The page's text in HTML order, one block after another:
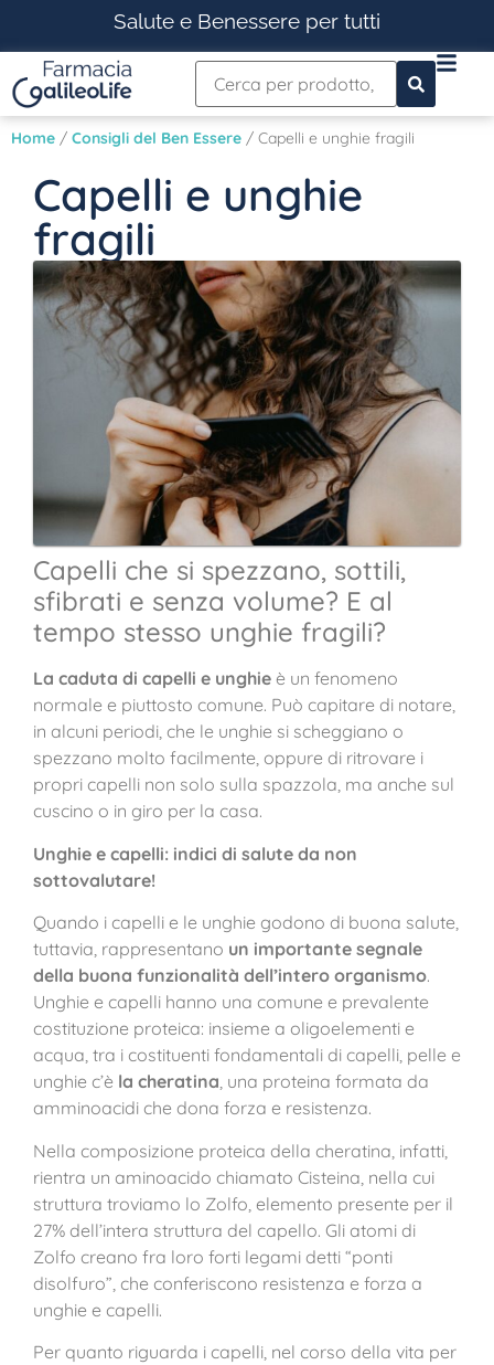
Salute e Benessere per tutti
Home / Consigli del Ben Essere / Capelli e unghie fragili
Capelli e unghie
fragili
Capelli che si spezzano, sottili,
sfibrati e senza volume? E al
tempo stesso unghie fragili?
La caduta di capelli e unghie è un fenomeno
normale e piuttosto comune. Può capitare di notare,
in alcuni periodi, che le unghie si scheggiano o
spezzano molto facilmente, oppure di ritrovare i
propri capelli non solo sulla spazzola, ma anche sul
cuscino o in giro per la casa.
Unghie e capelli: indici di salute da non
sottovalutare!
Quando i capelli e le unghie godono di buona salute,
tuttavia, rappresentano un importante segnale
della buona funzionalità dell’intero organismo.
Unghie e capelli hanno una comune e prevalente
costituzione proteica: insieme a oligoelementi e
acqua, tra i costituenti fondamentali di capelli, pelle e
unghie c’è la cheratina, una proteina formata da
amminoacidi che dona forza e resistenza.
Nella composizione proteica della cheratina, infatti,
rientra un aminoacido chiamato Cisteina, nella cui
struttura troviamo lo Zolfo, elemento presente per il
27% dell’intera struttura del capello. Gli atomi di
Zolfo creano fra loro forti legami detti “ponti
disolfuro”, che conferiscono resistenza e forza a
unghie e capelli.
Per quanto riguarda i capelli, nel corso della vita per